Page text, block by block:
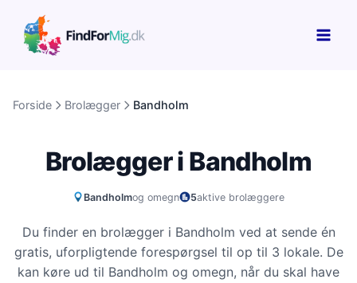
indholdet
Forside Brolægger Bandholm
Brolægger i Bandholm
Bandholmog omegn 5aktive brolæggere
Du finder en brolægger i Bandholm ved at sende én
gratis, uforpligtende forespørgsel til op til 3 lokale. De
kan køre ud til Bandholm og omegn, når du skal have